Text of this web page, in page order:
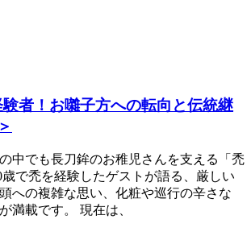
験者！お囃子方への転向と伝統継
中でも長刀鉾のお稚児さんを支える「禿
歳で禿を経験したゲストが語る、厳しい
への複雑な思い、化粧や巡行の辛さな
満載です。 現在は、